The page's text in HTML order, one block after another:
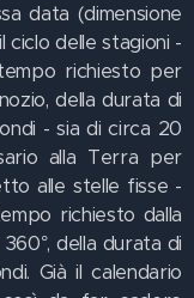
data (dimensione
ciclo delle stagioni -
richiesto per
della durata di
- sia di circa 20
alla Terra per
alle stelle fisse -
richiesto dalla
della durata di
Già il calendario